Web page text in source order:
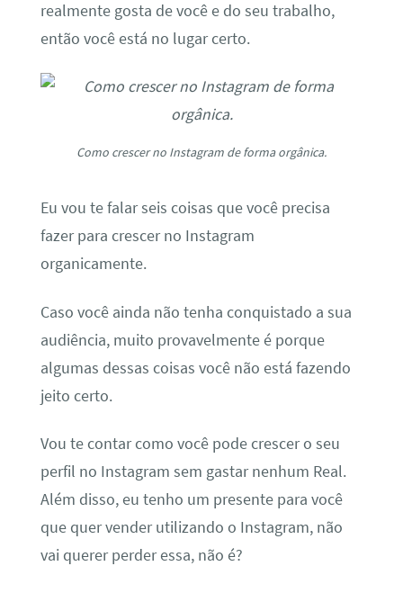
realmente gosta de você e do seu trabalho,
então você está no lugar certo.
Como crescer no Instagram de forma orgânica.
Eu vou te falar seis coisas que você precisa
fazer para crescer no Instagram
organicamente.
Caso você ainda não tenha conquistado a sua
audiência, muito provavelmente é porque
algumas dessas coisas você não está fazendo
jeito certo.
Vou te contar como você pode crescer o seu
perfil no Instagram sem gastar nenhum Real.
Além disso, eu tenho um presente para você
que quer vender utilizando o Instagram, não
vai querer perder essa, não é?